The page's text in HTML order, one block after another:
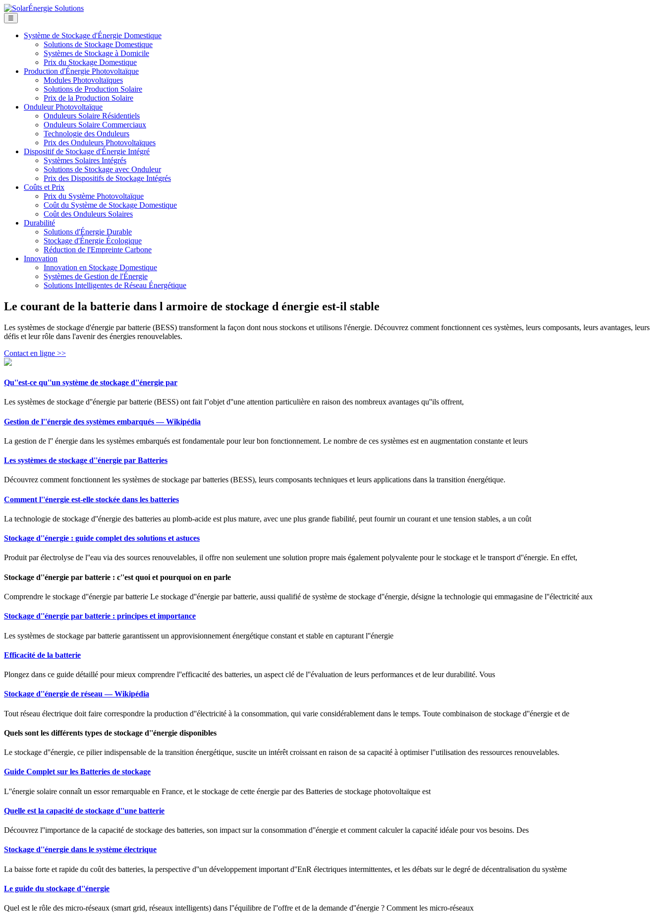
☰
Système de Stockage d'Énergie Domestique
Solutions de Stockage Domestique
Systèmes de Stockage à Domicile
Prix du Stockage Domestique
Production d'Énergie Photovoltaïque
Modules Photovoltaïques
Solutions de Production Solaire
Prix de la Production Solaire
Onduleur Photovoltaïque
Onduleurs Solaire Résidentiels
Onduleurs Solaire Commerciaux
Technologie des Onduleurs
Prix des Onduleurs Photovoltaïques
Dispositif de Stockage d'Énergie Intégré
Systèmes Solaires Intégrés
Solutions de Stockage avec Onduleur
Prix des Dispositifs de Stockage Intégrés
Coûts et Prix
Prix du Système Photovoltaïque
Coût du Système de Stockage Domestique
Coût des Onduleurs Solaires
Durabilité
Solutions d'Énergie Durable
Stockage d'Énergie Écologique
Réduction de l'Empreinte Carbone
Innovation
Innovation en Stockage Domestique
Systèmes de Gestion de l'Énergie
Solutions Intelligentes de Réseau Énergétique
Le courant de la batterie dans l armoire de stockage d énergie est-il stable
Les systèmes de stockage d'énergie par batterie (BESS) transforment la façon dont nous stockons et utilisons l'énergie. Découvrez comment fonctionnent ces systèmes, leurs composants, leurs avantages, leurs
défis et leur rôle dans l'avenir des énergies renouvelables.
Contact en ligne >>
Qu''est-ce qu''un système de stockage d''énergie par
Les systèmes de stockage d''énergie par batterie (BESS) ont fait l''objet d''une attention particulière en raison des nombreux avantages qu''ils offrent,
Gestion de l''énergie des systèmes embarqués — Wikipédia
La gestion de l'' énergie dans les systèmes embarqués est fondamentale pour leur bon fonctionnement. Le nombre de ces systèmes est en augmentation constante et leurs
Les systèmes de stockage d''énergie par Batteries
Découvrez comment fonctionnent les systèmes de stockage par batteries (BESS), leurs composants techniques et leurs applications dans la transition énergétique.
Comment l''énergie est-elle stockée dans les batteries
La technologie de stockage d''énergie des batteries au plomb-acide est plus mature, avec une plus grande fiabilité, peut fournir un courant et une tension stables, a un coût
Stockage d''énergie : guide complet des solutions et astuces
Produit par électrolyse de l''eau via des sources renouvelables, il offre non seulement une solution propre mais également polyvalente pour le stockage et le transport d''énergie. En effet,
Stockage d''énergie par batterie : c''est quoi et pourquoi on en parle
Comprendre le stockage d''énergie par batterie Le stockage d''énergie par batterie, aussi qualifié de système de stockage d''énergie, désigne la technologie qui emmagasine de l''électricité aux
Stockage d''énergie par batterie : principes et importance
Les systèmes de stockage par batterie garantissent un approvisionnement énergétique constant et stable en capturant l''énergie
Efficacité de la batterie
Plongez dans ce guide détaillé pour mieux comprendre l''efficacité des batteries, un aspect clé de l''évaluation de leurs performances et de leur durabilité. Vous
Stockage d''énergie de réseau — Wikipédia
Tout réseau électrique doit faire correspondre la production d''électricité à la consommation, qui varie considérablement dans le temps. Toute combinaison de stockage d''énergie et de
Quels sont les différents types de stockage d''énergie disponibles
Le stockage d''énergie, ce pilier indispensable de la transition énergétique, suscite un intérêt croissant en raison de sa capacité à optimiser l''utilisation des ressources renouvelables.
Guide Complet sur les Batteries de stockage
L''énergie solaire connaît un essor remarquable en France, et le stockage de cette énergie par des Batteries de stockage photovoltaïque est
Quelle est la capacité de stockage d''une batterie
Découvrez l''importance de la capacité de stockage des batteries, son impact sur la consommation d''énergie et comment calculer la capacité idéale pour vos besoins. Des
Stockage d''énergie dans le système électrique
La baisse forte et rapide du coût des batteries, la perspective d''un développement important d''EnR électriques intermittentes, et les débats sur le degré de décentralisation du système
Le guide du stockage d''énergie
Quel est le rôle des micro-réseaux (smart grid, réseaux intelligents) dans l''équilibre de l''offre et de la demande d''énergie ? Comment les micro-réseaux